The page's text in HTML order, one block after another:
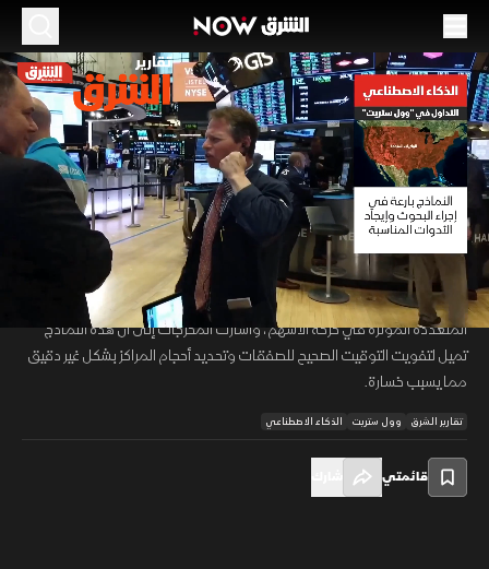
الموسم 2026
نماذج الذكاء الاصطناعي تفشل في إدارة صفقات
التداول
07 مايو 2026 01:14 أخبار
تقارير الشرق
واجهت تجارب نماذج الذكاء الاصطناعي في أسواق التداول إخفاقات
ملحوظة، حيث تفتقر هذه الأنظمة إلى القدرة على إدراك أهمية المتغيرات
المتعددة المؤثرة في حركة الأسهم، وأشارت المخرجات إلى أن هذه النماذج
تميل لتفويت التوقيت الصحيح للصفقات وتحديد أحجام المراكز بشكل غير دقيق
مما يسبب خسارة.
تقارير الشرق وول ستريت الذكاء الاصطناعي
قائمتي